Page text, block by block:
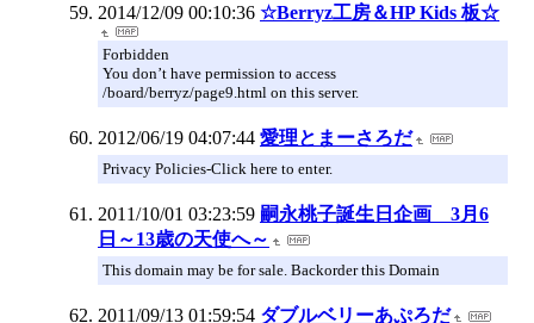
2014/12/09 00:10:36 ☆Berryz工房＆HP Kids 板☆
Forbidden
You don’t have permission to access
/board/berryz/page9.html on this server.
2012/06/19 04:07:44 愛理とまーさろだ
Privacy Policies-Click here to enter.
2011/10/01 03:23:59 嗣永桃子誕生日企画 3月6
日～13歳の天使へ～
This domain may be for sale. Backorder this Domain
2011/09/13 01:59:54 ダブルベリーあぷろだ